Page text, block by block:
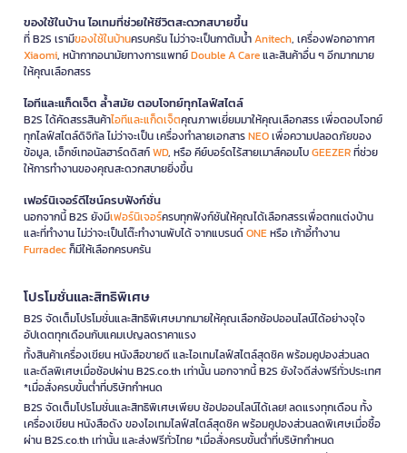
ของใช้ในบ้าน ไอเทมที่ช่วยให้ชีวิตสะดวกสบายขึ้น
ที่ B2S เรามีของใช้ในบ้านครบครัน ไม่ว่าจะเป็นกาต้มน้ำAnitech, เครื่องฟอกอากาศ
Xiaomi, หน้ากากอนามัยทางการแพทย์Double A Careและสินค้าอื่น ๆ อีกมากมาย
ให้คุณเลือกสรร
ไอทีและแก็ดเจ็ต ล้ำสมัย ตอบโจทย์ทุกไลฟ์สไตล์
B2S ได้คัดสรรสินค้าไอทีและแก็ดเจ็ตคุณภาพเยี่ยมมาให้คุณเลือกสรร เพื่อตอบโจทย์
ทุกไลฟ์สไตล์ดิจิทัล ไม่ว่าจะเป็น เครื่องทำลายเอกสารNEOเพื่อความปลอดภัยของ
ข้อมูล, เอ็กซ์เทอนัลฮาร์ดดิสก์WD, หรือ คีย์บอร์ดไร้สายเมาส์คอมโบGEEZERที่ช่วย
ให้การทำงานของคุณสะดวกสบายยิ่งขึ้น
เฟอร์นิเจอร์ดีไซน์ครบฟังก์ชั่น
นอกจากนี้ B2S ยังมีเฟอร์นิเจอร์ครบทุกฟังก์ชันให้คุณได้เลือกสรรเพื่อตกแต่งบ้าน
และที่ทำงาน ไม่ว่าจะเป็นโต๊ะทำงานพับได้ จากแบรนด์ONEหรือ เก้าอี้ทำงาน
Furradecก็มีให้เลือกครบครัน
โปรโมชั่นและสิทธิพิเศษ
B2S จัดเต็มโปรโมชั่นและสิทธิพิเศษมากมายให้คุณเลือกช้อปออนไลน์ได้อย่างจุใจ
อัปเดตทุกเดือนกับแคมเปญลดราคาแรง
ทั้งสินค้าเครื่องเขียน หนังสือขายดี และไอเทมไลฟ์สไตล์สุดชิค พร้อมคูปองส่วนลด
และดีลพิเศษเมื่อช้อปผ่าน B2S.co.th เท่านั้น นอกจากนี้ B2S ยังใจดีส่งฟรีทั่วประเทศ
*เมื่อสั่งครบขั้นต่ำที่บริษัทกำหนด
B2S จัดเต็มโปรโมชั่นและสิทธิพิเศษเพียบ ช้อปออนไลน์ได้เลย! ลดแรงทุกเดือน ทั้ง
เครื่องเขียน หนังสือดัง ของไอเทมไลฟ์สไตล์สุดชิค พร้อมคูปองส่วนลดพิเศษเมื่อซื้อ
ผ่าน B2S.co.th เท่านั้น และส่งฟรีทั่วไทย *เมื่อสั่งครบขั้นต่ำที่บริษัทกำหนด